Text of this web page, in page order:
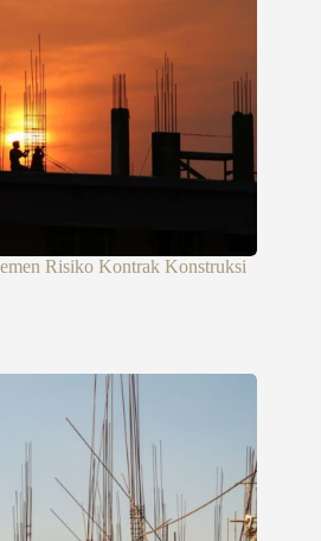
Risiko Kontrak Konstruksi